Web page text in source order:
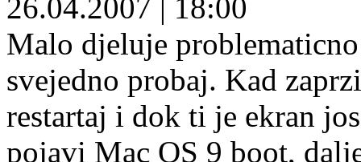
26.04.2007 | 18:00
Malo djeluje
svejedno probaj. Kad
restartaj i dok ti je ekran
pojavi Mac OS 9 boot,